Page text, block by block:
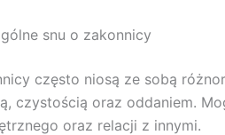
snu o zakonnicy
często niosą ze sobą
czystością oraz oddaniem.
oraz relacji z innymi.